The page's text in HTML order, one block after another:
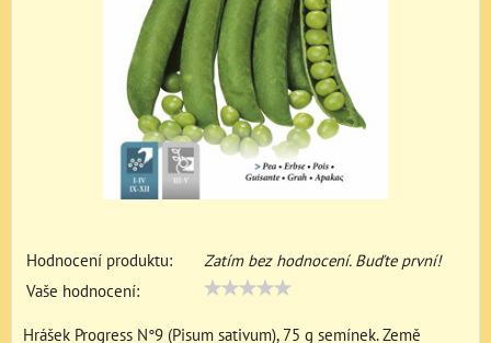
Hodnocení produktu:
Zatím bez hodnocení. Buďte první!
Vaše hodnocení:
Hrášek Progress N°9 (Pisum sativum), 75 g semínek. Země